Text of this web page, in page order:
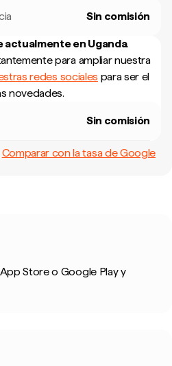
Sin comisión
actualmente en Uganda.
para ampliar nuestra
redes sociales para ser el
novedades.
Sin comisión
Comparar con la tasa de Google
Store o Google Play y